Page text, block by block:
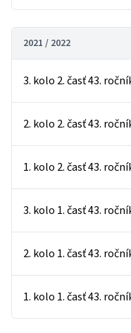
2021 / 2022
3. kolo 2. časť 43.
2. kolo 2. časť 43.
1. kolo 2. časť 43.
3. kolo 1. časť 43.
2. kolo 1. časť 43.
1. kolo 1. časť 43.